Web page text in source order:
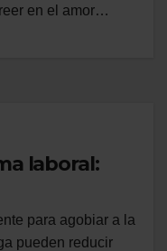
en el amor…
laboral:
para agobiar a la
pueden reducir